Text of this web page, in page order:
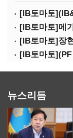
뉴스리듬